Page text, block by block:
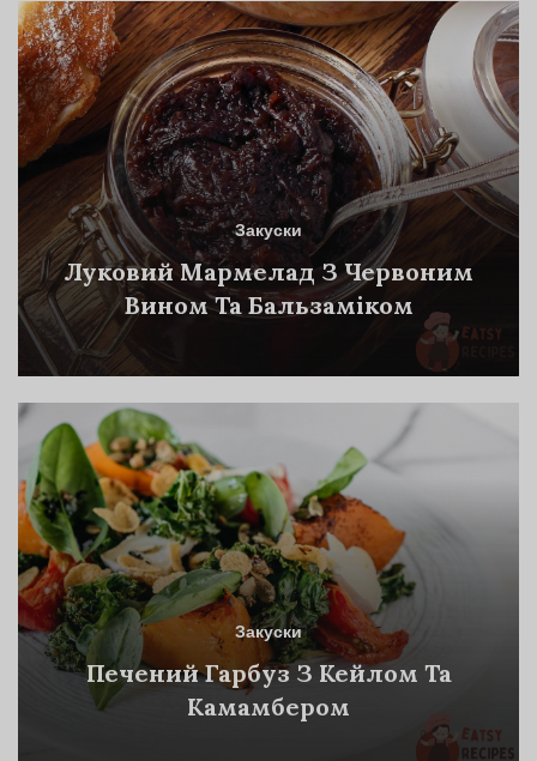
Закуски
Луковий Мармелад З Червоним
Вином Та Бальзаміком
Закуски
Печений Гарбуз З Кейлом Та
Камамбером